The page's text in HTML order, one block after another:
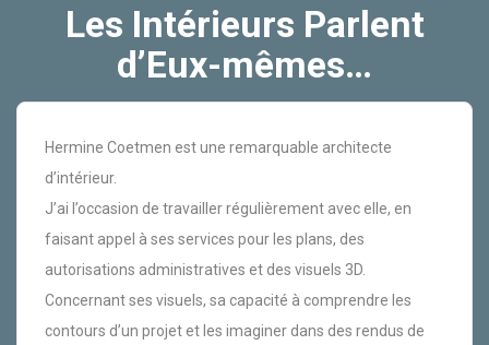
Les Intérieurs Parlent
d’Eux-mêmes…
Hermine Coetmen est une remarquable architecte
d’intérieur.
J’ai l’occasion de travailler régulièrement avec elle, en
faisant appel à ses services pour les plans, des
autorisations administratives et des visuels 3D.
Concernant ses visuels, sa capacité à comprendre les
contours d’un projet et les imaginer dans des rendus de